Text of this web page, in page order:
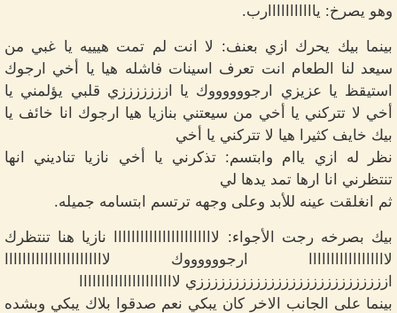
وهو يصرخ: يااااااااااارب.
بينما بيك يحرك ازي بعنف: لا انت لم تمت هيييه يا غبي من
سيعد لنا الطعام انت تعرف اسينات فاشله هيا يا أخي ارجوك
استيقظ يا عزيزي ارجووووووك يا ازززززززي قلبي يؤلمني يا
أخي لا تتركني يا أخي من سيعتني بنازيا هيا ارجوك انا خائف يا
بيك خايف كثيرا هيا لا تتركني يا أخي
نظر له ازي ياام وابتسم: تذكرني يا أخي نازيا تناديني انها
تنتظرني انا ارها تمد يدها لي
ثم انغلقت عينه للأبد وعلى وجهه ترتسم ابتسامه جميله.
بيك بصرخه رجت الأجواء: لااااااااااااااااااااااا نازيا هنا تنتظرك
لاااااااااااااااااا ارجووووووك لااااااااااااااااااااااا
ازززززززززززززززززززززززززززي لاااااااااااااااااااااا
بينما على الجانب الاخر كان يبكي نعم صدقوا بلاك يبكي وبشده